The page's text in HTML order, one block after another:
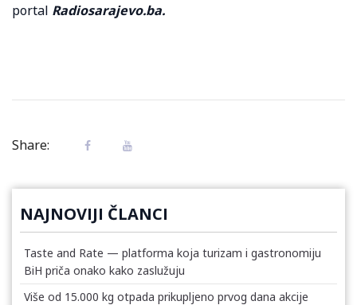
portal Radiosarajevo.ba.
Share:
NAJNOVIJI ČLANCI
Taste and Rate — platforma koja turizam i gastronomiju
BiH priča onako kako zaslužuju
Više od 15.000 kg otpada prikupljeno prvog dana akcije